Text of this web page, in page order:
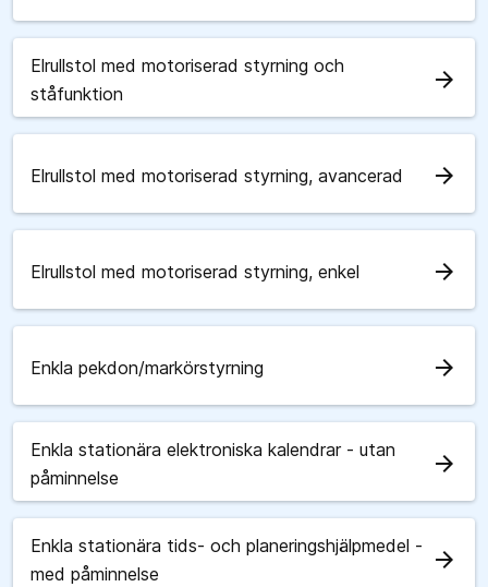
Elrullstol med motoriserad styrning och
ståfunktion
arrow_forward
Elrullstol med motoriserad styrning, avancerad arrow_forward
Elrullstol med motoriserad styrning, enkel arrow_forward
Enkla pekdon/markörstyrning arrow_forward
Enkla stationära elektroniska kalendrar - utan
påminnelse
arrow_forward
Enkla stationära tids- och planeringshjälpmedel -
med påminnelse
arrow_forward